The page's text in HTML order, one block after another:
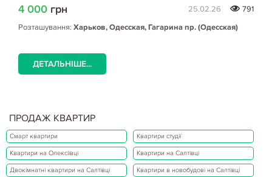
4 000 грн 25.02.26
791
Розташування: Харьков, Одесская, Гагарина пр. (Одесская)
ДЕТАЛЬНІШЕ...
ПРОДАЖ КВАРТИР
Смарт квартири Квартири студії
Квартири на Олексіївці Квартири на Салтівці
Двокімнатні квартири на Салтівці Квартири в новобудові на Салтівці